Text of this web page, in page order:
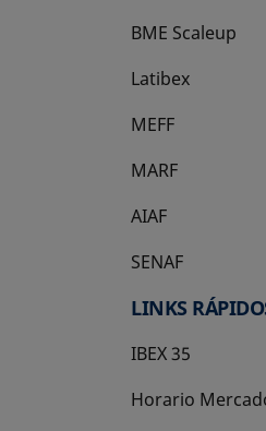
BME Scaleup
se abre en una
Latibex
se abre en una
MEFF
se abre en una
MARF
AIAF
SENAF
LINKS
IBEX 35
Horario